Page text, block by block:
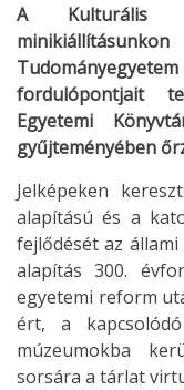
A Kulturális
fordulópontjait
Egyetemi
gyűjteményében
Jelképeken
alapítású és a
fejlődését az
alapítás 300.
egyetemi reform
ért, a
múzeumokba
sorsára a tárlat